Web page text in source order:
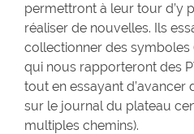
permettront à leur tour d’y
réaliser de nouvelles. Ils
collectionner des symboles
qui nous rapporteront des
tout en essayant d’avancer
sur le journal du plateau
multiples chemins).